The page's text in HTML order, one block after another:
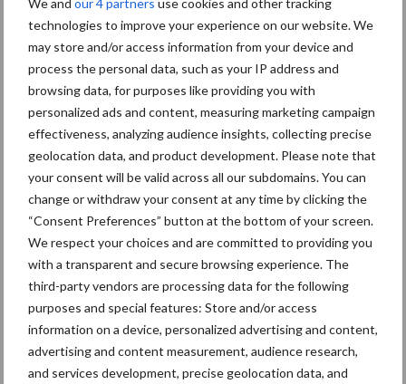
technologies to improve your experience on our website. We
may store and/or access information from your device and
process the personal data, such as your IP address and
browsing data, for purposes like providing you with
personalized ads and content, measuring marketing campaign
effectiveness, analyzing audience insights, collecting precise
geolocation data, and product development. Please note that
your consent will be valid across all our subdomains. You can
change or withdraw your consent at any time by clicking the
“Consent Preferences” button at the bottom of your screen.
We respect your choices and are committed to providing you
with a transparent and secure browsing experience. The
third-party vendors are processing data for the following
purposes and special features: Store and/or access
information on a device, personalized advertising and content,
advertising and content measurement, audience research,
and services development, precise geolocation data, and
Hervorming flexibele
arbeidscontracten kent
mitsen en maren
Thema's Vakpartners
Coronavirus UVC
Toon meer